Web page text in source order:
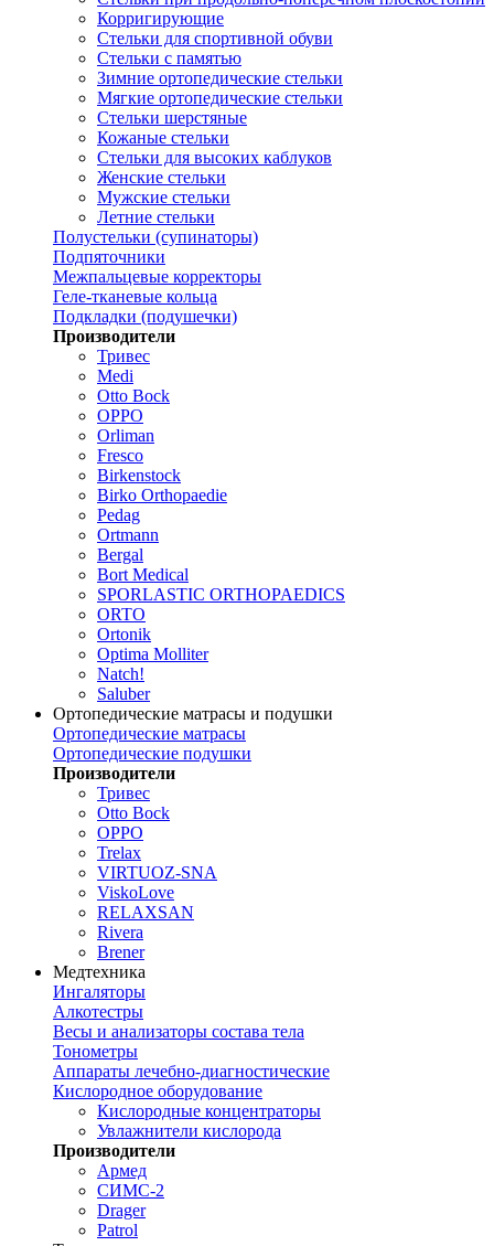
Корригирующие
Стельки для спортивной обуви
Стельки с памятью
Зимние ортопедические стельки
Мягкие ортопедические стельки
Стельки шерстяные
Кожаные стельки
Стельки для высоких каблуков
Женские стельки
Мужские стельки
Летние стельки
Полустельки (супинаторы)
Подпяточники
Межпальцевые корректоры
Геле-тканевые кольца
Подкладки (подушечки)
Производители
Тривес
Medi
Otto Bock
OPPO
Orliman
Fresco
Birkenstock
Birko Orthopaedie
Pedag
Ortmann
Bergal
Bort Medical
SPORLASTIC ORTHOPAEDICS
ORTO
Ortonik
Optima Molliter
Natch!
Saluber
Ортопедические матрасы и подушки
Ортопедические матрасы
Ортопедические подушки
Производители
Тривес
Otto Bock
OPPO
Trelax
VIRTUOZ-SNA
ViskoLove
RELAXSAN
Rivera
Brener
Медтехника
Ингаляторы
Алкотестры
Весы и анализаторы состава тела
Тонометры
Аппараты лечебно-диагностические
Кислородное оборудование
Кислородные концентраторы
Увлажнители кислорода
Производители
Армед
СИМС-2
Drager
Patrol